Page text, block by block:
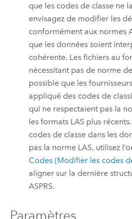
que les codes de classe ne
envisagez de modifier les
conformément aux normes
que les données soient
cohérente. Les fichiers au
nécessitant pas de norme
possible que les
appliqué des codes de
qui ne respectaient pas la
les formats LAS plus
codes de classe dans les
pas la norme LAS, utilisez
Codes (Modifier les codes
aligner sur la dernière
ASPRS.
Paramètres